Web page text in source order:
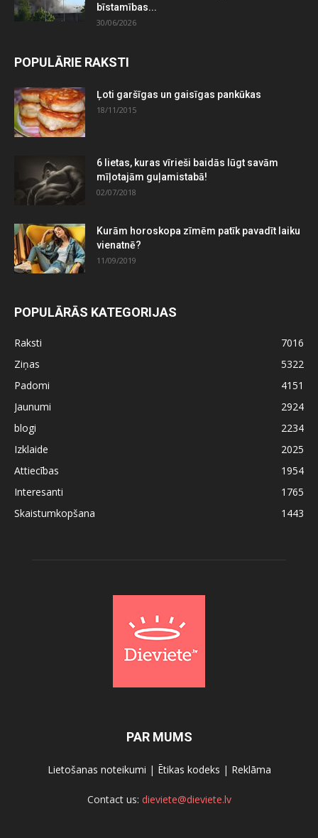
bīstamības...
30/06/2026
POPULĀRIE RAKSTI
Ļoti garšīgas un gaisīgas pankūkas
18/11/2015
6 lietas, kuras vīrieši baidās lūgt savām
mīļotajām guļamistabā!
02/07/2018
Kurām horoskopa zīmēm patīk pavadīt laiku
vienatnē?
11/09/2019
POPULĀRĀS KATEGORIJAS
Raksti
7016
Ziņas
5322
Padomi
4151
Jaunumi
2924
blogi
2234
Izklaide
2025
Attiecības
1954
Interesanti
1765
Skaistumkopšana
1443
PAR MUMS
Lietošanas noteikumi | Ētikas kodeks | Reklāma
Contact us: dieviete@dieviete.lv